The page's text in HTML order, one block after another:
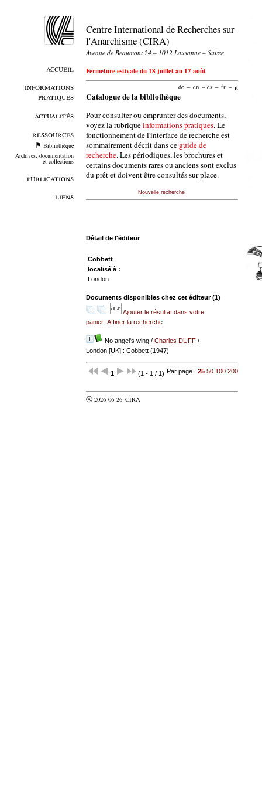
accueil
informations
pratiques
actualités
ressources
Bibliothèque
Archives, documentation
et collections
publications
liens
Centre International de Recherches sur
l'Anarchisme (CIRA)
Avenue de Beaumont 24 – 1012 Lausanne – Suisse
Fermeture estivale du 18 juillet au 17 août
de – en – es – fr – it
Catalogue de la bibliothèque
Pour consulter ou emprunter des documents,
voyez la rubriqueinformations pratiques. Le
fonctionnement de l'interface de recherche est
sommairement décrit dans ce guide de
recherche. Les périodiques, les brochures et
certains documents rares ou anciens sont exclus
du prêt et doivent être consultés sur place.
Nouvelle recherche
Détail de l'éditeur
Cobbett
localisé à :
London
Documents disponibles chez cet éditeur (1)
Ajouter le résultat dans votre
panier Affiner la recherche
No angel's wing/ Charles DUFF/
London [UK] : Cobbett (1947)
1 (1 - 1 / 1) Par page : 25 50 100 200
Ⓐ 2026-06-26 CIRA